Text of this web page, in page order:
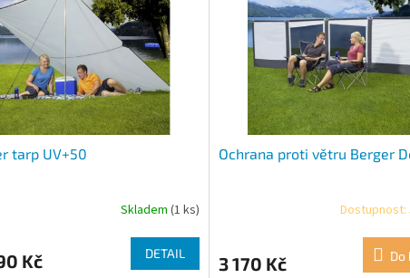
tarp UV+50
Skladem (1 ks)
Kč DETAIL
Ochrana proti větru Berger
Dostupnost:
3 170 Kč Do